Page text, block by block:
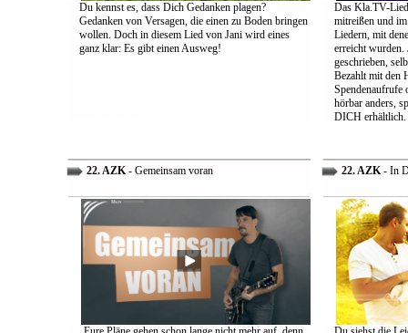
Du kennst es, dass Dich Gedanken plagen?
Gedanken von Versagen, die einen zu Boden bringen
wollen. Doch in diesem Lied von Jani wird eines
ganz klar: Es gibt einen Ausweg!
Das Kla.TV-
mitreißen und
Liedern, mit
erreicht wurden.
geschrieben,
Bezahlt mit den
Spendenaufrufe
hörbar anders,
DICH erhältlich.
22. AZK- Gemeinsam voran 22. AZK- In